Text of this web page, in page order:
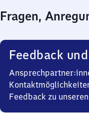
Fragen,
Feedback
Feedback zu